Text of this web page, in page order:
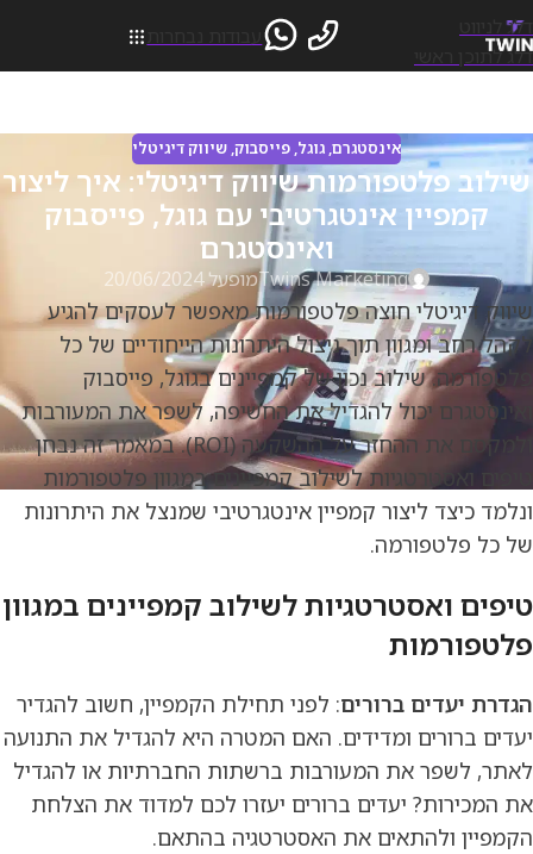
דלג לניווט
דלג לתוכן ראשי
אינסטגרם, גוגל, פייסבוק, שיווק דיגיטלי
שילוב פלטפורמות שיווק דיגיטלי: איך ליצור
קמפיין אינטגרטיבי עם גוגל, פייסבוק
ואינסטגרם
Twins Marketingמופעל 20/06/2024
שיווק דיגיטלי חוצה פלטפורמות מאפשר לעסקים להגיע
לקהל רחב ומגוון תוך ניצול היתרונות הייחודיים של כל
פלטפורמה. שילוב נכון של קמפיינים בגוגל, פייסבוק
ואינסטגרם יכול להגדיל את החשיפה, לשפר את המעורבות
ולמקסם את ההחזר על ההשקעה (ROI). במאמר זה נבחן
טיפים ואסטרטגיות לשילוב קמפיינים במגוון פלטפורמות
ונלמד כיצד ליצור קמפיין אינטגרטיבי שמנצל את היתרונות
של כל פלטפורמה.
טיפים ואסטרטגיות לשילוב קמפיינים במגוון
פלטפורמות
הגדרת יעדים ברורים: לפני תחילת הקמפיין, חשוב להגדיר
יעדים ברורים ומדידים. האם המטרה היא להגדיל את התנועה
לאתר, לשפר את המעורבות ברשתות החברתיות או להגדיל
את המכירות? יעדים ברורים יעזרו לכם למדוד את הצלחת
הקמפיין ולהתאים את האסטרטגיה בהתאם.